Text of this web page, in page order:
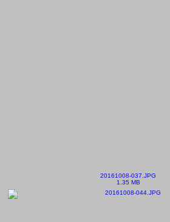
20161008-037.JPG
1.35 MB